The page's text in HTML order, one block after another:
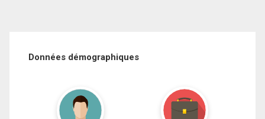
Données démographiques